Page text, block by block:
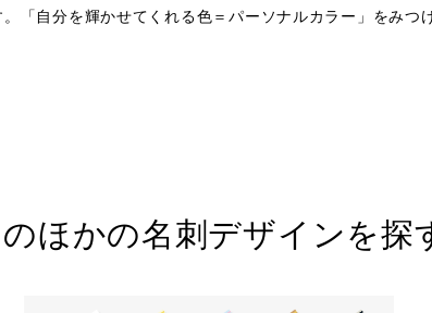
「自分を輝かせてくれる色＝パーソナルカラー」をみ
ほかの名刺デザインを探